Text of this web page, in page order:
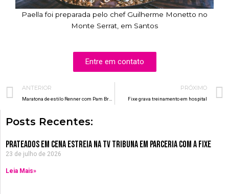
Paella foi preparada pelo chef Guilherme Monetto no
Monte Serrat, em Santos
Entre em contato
Prev
ANTERIOR PRÓXIMO
Fixe grava treinamento em hospital
Posts Recentes:
Prateados em Cena estreia na TV Tribuna em parceria com a Fixe
23 de julho de 2026
Leia Mais»